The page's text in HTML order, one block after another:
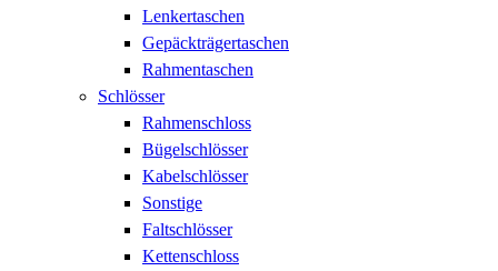
Lenkertaschen
Gepäckträgertaschen
Rahmentaschen
Schlösser
Rahmenschloss
Bügelschlösser
Kabelschlösser
Sonstige
Faltschlösser
Kettenschloss